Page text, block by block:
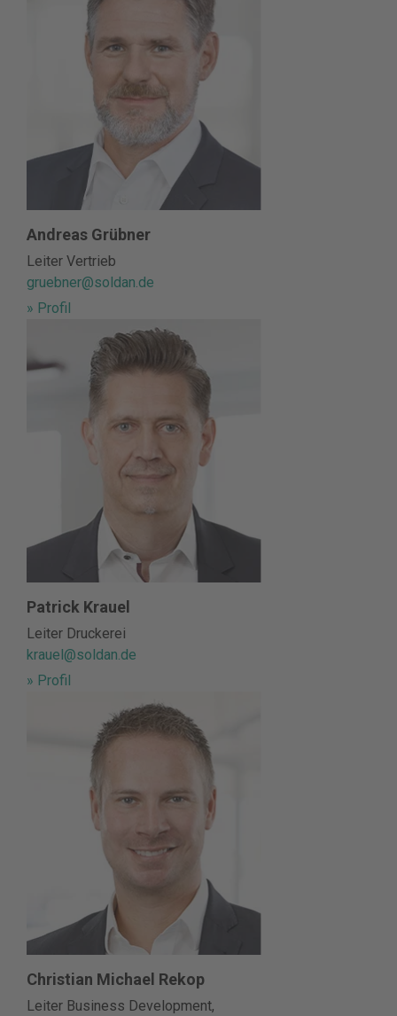
Andreas Grübner
Leiter Vertrieb
gruebner@soldan.de
» Profil
Patrick Krauel
Leiter Druckerei
krauel@soldan.de
» Profil
Christian Michael Rekop
Leiter Business Development,